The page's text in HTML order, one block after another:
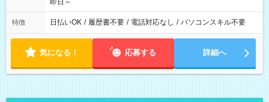
即日～
特徴 日払いOK / 履歴書不要 / 電話対応なし / パソコンスキル不要
気になる！ 応募する 詳細へ